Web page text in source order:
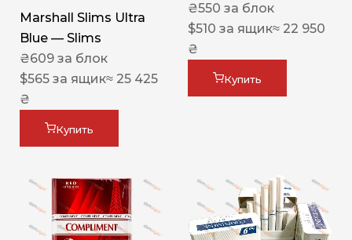
Marshall Slims Ultra
Blue — Slims
₴609 за блок
$565 за ящик≈ 25 425
₴
Купить
₴550 за блок
$510 за ящик≈ 22 950
₴
Купить